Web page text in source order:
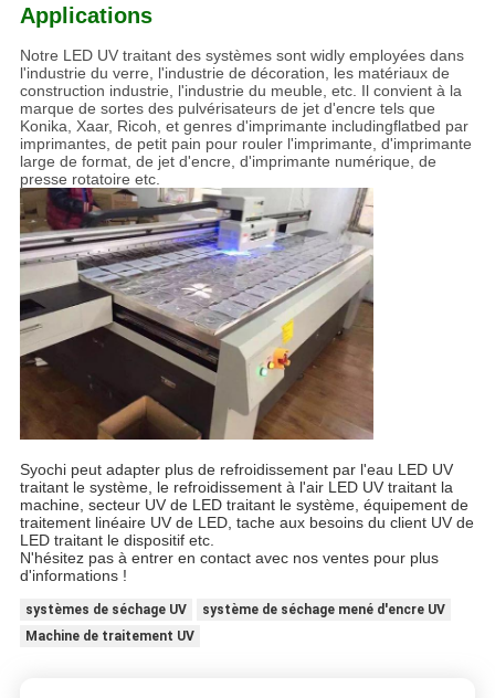
Applications
Notre LED UV traitant des systèmes sont widly employées dans
l'industrie du verre, l'industrie de décoration, les matériaux de
construction industrie, l'industrie du meuble, etc. Il convient à la
marque de sortes des pulvérisateurs de jet d'encre tels que
Konika, Xaar, Ricoh, et genres d'imprimante includingflatbed par
imprimantes, de petit pain pour rouler l'imprimante, d'imprimante
large de format, de jet d'encre, d'imprimante numérique, de
presse rotatoire etc.
Syochi peut adapter plus de refroidissement par l'eau LED UV
traitant le système, le refroidissement à l'air LED UV traitant la
machine, secteur UV de LED traitant le système, équipement de
traitement linéaire UV de LED, tache aux besoins du client UV de
LED traitant le dispositif etc.
N'hésitez pas à entrer en contact avec nos ventes pour plus
d'informations !
systèmes de séchage UV
système de séchage mené d'encre UV
Machine de traitement UV